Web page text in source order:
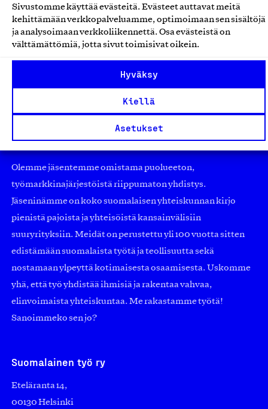
Sivustomme käyttää evästeitä. Evästeet auttavat meitä
kehittämään verkkopalveluamme, optimoimaan sen sisältöjä
ja analysoimaan verkkoliikennettä. Osa evästeistä on
välttämättömiä, jotta sivut toimisivat oikein.
Hyväksy
Kiellä
Asetukset
ND Nordic Design, Tuote
Kortit, kalenterit ja julisteet
Olemme jäsentemme omistama puolueeton,
työmarkkinajärjestöistä riippumaton yhdistys.
Jäseninämme on koko suomalaisen yhteiskunnan kirjo
pienistä pajoista ja yhteisöistä kansainvälisiin
suuryrityksiin. Meidät on perustettu yli 100 vuotta sitten
edistämään suomalaista työtä ja teollisuutta sekä
nostamaan ylpeyttä kotimaisesta osaamisesta. Uskomme
yhä, että työ yhdistää ihmisiä ja rakentaa vahvaa,
elinvoimaista yhteiskuntaa. Me rakastamme työtä!
Sanoimmeko sen jo?
Suomalainen työ ry
Eteläranta 14,
00130 Helsinki